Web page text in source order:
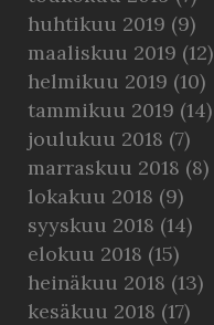
huhtikuu 2019 (9)
maaliskuu 2019 (12)
helmikuu 2019 (10)
tammikuu 2019 (14)
joulukuu 2018 (7)
marraskuu 2018 (8)
lokakuu 2018 (9)
syyskuu 2018 (14)
elokuu 2018 (15)
heinäkuu 2018 (13)
kesäkuu 2018 (17)